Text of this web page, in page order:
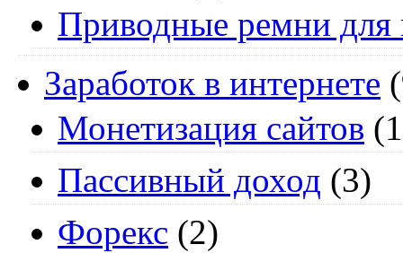
Приводные ремни для
Заработок в интернете
Монетизация сайтов
Пассивный доход (3)
Форекс (2)